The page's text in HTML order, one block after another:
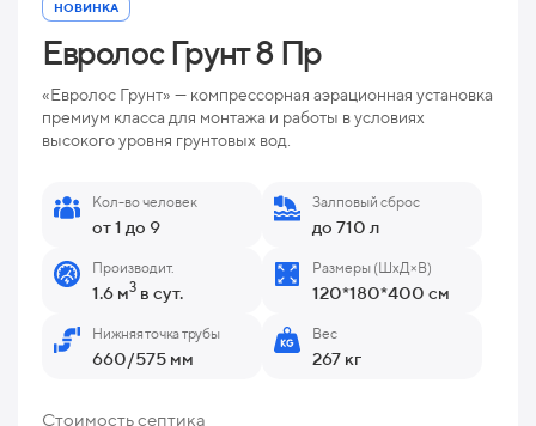
НОВИНКА
Евролос Грунт 8 Пр
«Евролос Грунт» — компрессорная аэрационная установка
премиум класса для монтажа и работы в условиях
высокого уровня грунтовых вод.
Кол-во человек
от 1 до 9
Залповый сброс
до 710 л
Производит.
1.6 м3 в сут.
Размеры (ШхД×В)
120*180*400 см
Нижняя точка трубы
660/575 мм
Вес
267 кг
Стоимость септика